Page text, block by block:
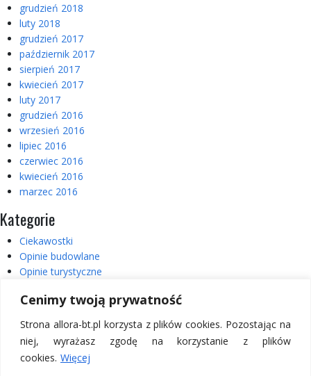
Cenimy twoją prywatność
Strona allora-bt.pl korzysta z plików cookies. Pozostając na
niej, wyrażasz zgodę na korzystanie z plików
cookies. Więcej
grudzień 2018
luty 2018
grudzień 2017
październik 2017
sierpień 2017
kwiecień 2017
luty 2017
grudzień 2016
wrzesień 2016
lipiec 2016
czerwiec 2016
kwiecień 2016
marzec 2016
Kategorie
Ciekawostki
Opinie budowlane
Opinie turystyczne
Usterki
Wycieczki
Wycieczki – Włochy